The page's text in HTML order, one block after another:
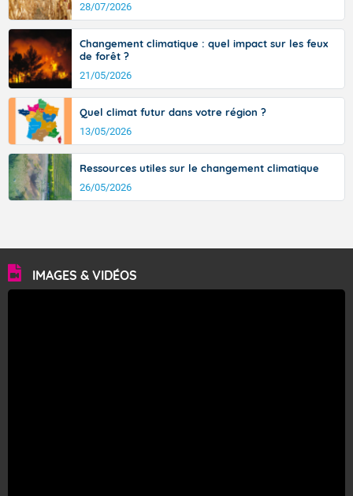
avec des pointes jusqu'à 37 à 38 degrés dans l'arrière-
pays varois et en vallée de la Garonne.
28/07/2026
Changement climatique : quel impact sur les feux
de forêt ?
21/05/2026
Quel climat futur dans votre région ?
13/05/2026
Ressources utiles sur le changement climatique
26/05/2026
IMAGES & VIDÉOS